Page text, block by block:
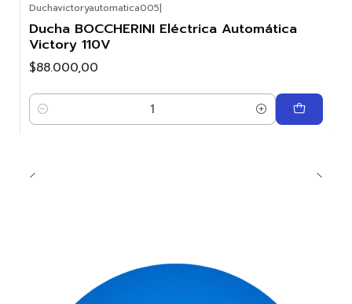
Duchavictoryautomatica005|
Ducha BOCCHERINI Eléctrica Automática
Victory 110V
$88.000,00
Cantidad